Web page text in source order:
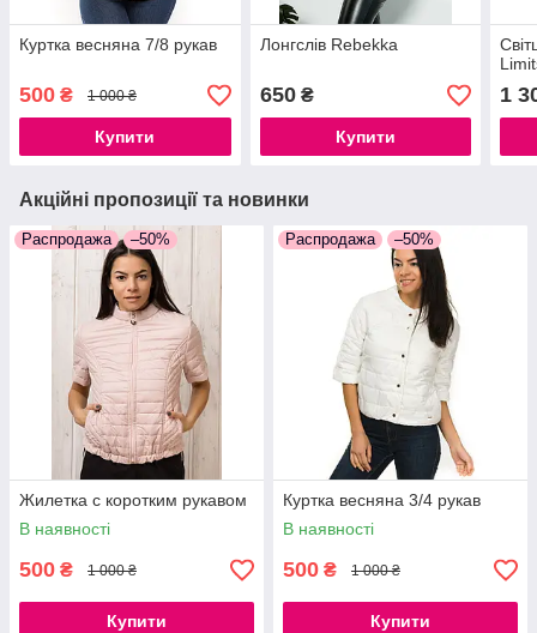
Куртка весняна 7/8 рукав
500 ₴ 1 000 ₴
Купити
Лонгслів Rebekka
650₴
Купити
1
Акційні пропозиції та новинки
Распродажа –50%
Жилетка с коротким рукавом
В наявності
500 ₴ 1 000 ₴
Купити
Распродажа –50%
Куртка весняна 3/4 рукав
В наявності
500 ₴ 1 000 ₴
Купити